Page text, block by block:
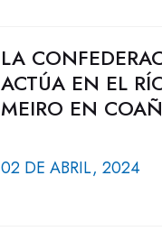
LA
ACTÚA EN EL
MEIRO EN
02 DE ABRIL, 2024